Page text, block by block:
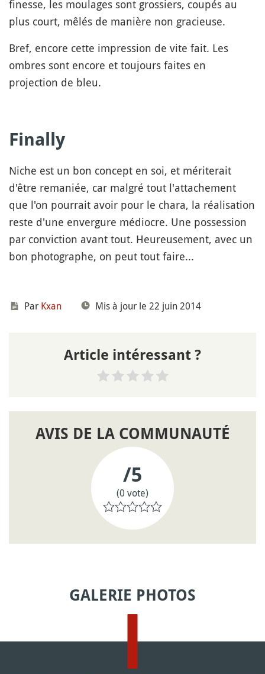
finesse, les moulages sont grossiers, coupés au
plus court, mêlés de manière non gracieuse.
Bref, encore cette impression de vite fait. Les
ombres sont encore et toujours faites en
projection de bleu.
Finally
Niche est un bon concept en soi, et mériterait
d'être remaniée, car malgré tout l'attachement
que l'on pourrait avoir pour le chara, la réalisation
reste d'une envergure médiocre. Une possession
par conviction avant tout. Heureusement, avec un
bon photographe, on peut tout faire...
Par Kxan Mis à jour le 22 juin 2014
Article intéressant ?
AVIS DE LA COMMUNAUTÉ
/5
(0 vote)
GALERIE PHOTOS